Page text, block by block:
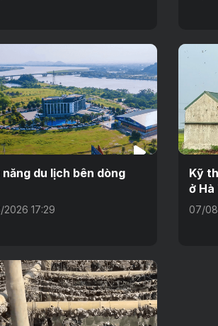
năng du lịch bên dòng
17:29
Kỹ
ở Hà
07/